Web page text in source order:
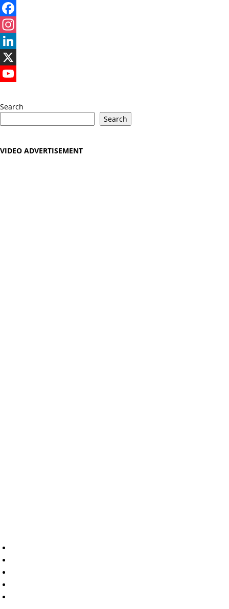
Facebook
Instagram
LinkedIn
X
Search
Search
VIDEO ADVERTISEMENT